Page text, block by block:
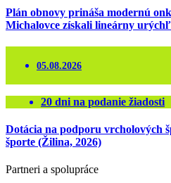
Plán obnovy prináša modernú
Michalovce získali lineárny
05.08.2026
20 dni na podanie žiadosti
Dotácia na podporu vrcholových
športe (Žilina, 2026)
Partneri a spolupráce